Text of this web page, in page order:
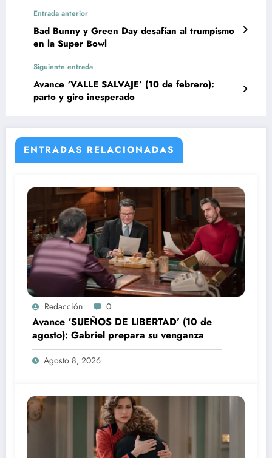
Entrada anterior
Bad Bunny y Green Day desafían al trumpismo
en la Super Bowl
Siguiente entrada
Avance ‘VALLE SALVAJE’ (10 de febrero):
parto y giro inesperado
ENTRADAS RELACIONADAS
Redacción 0
Avance ‘SUEÑOS DE LIBERTAD’ (10 de
agosto): Gabriel prepara su venganza
Agosto 8, 2026